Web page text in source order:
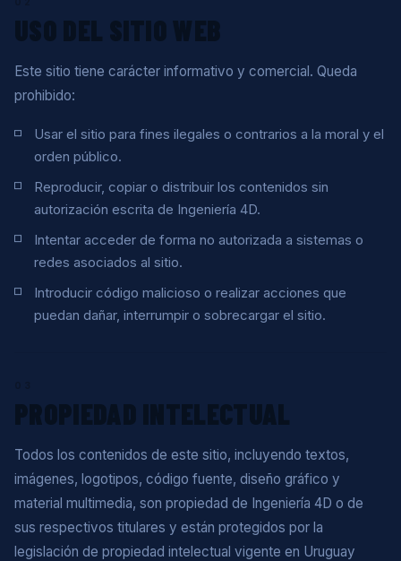
USO DEL SITIO WEB
Este sitio tiene carácter informativo y comercial. Queda
prohibido:
Usar el sitio para fines ilegales o contrarios a la moral y el
orden público.
Reproducir, copiar o distribuir los contenidos sin
autorización escrita de Ingeniería 4D.
Intentar acceder de forma no autorizada a sistemas o
redes asociados al sitio.
Introducir código malicioso o realizar acciones que
puedan dañar, interrumpir o sobrecargar el sitio.
PROPIEDAD INTELECTUAL
Todos los contenidos de este sitio, incluyendo textos,
imágenes, logotipos, código fuente, diseño gráfico y
material multimedia, son propiedad de Ingeniería 4D o de
sus respectivos titulares y están protegidos por la
legislación de propiedad intelectual vigente en Uruguay